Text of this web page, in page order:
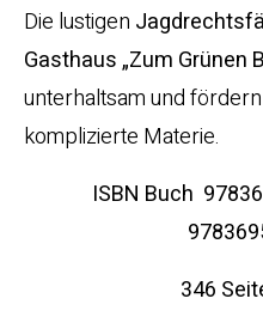
Die lustigen
Gasthaus „Zum Grünen
unterhaltsam und
komplizierte Materie.
ISBN Buch
346